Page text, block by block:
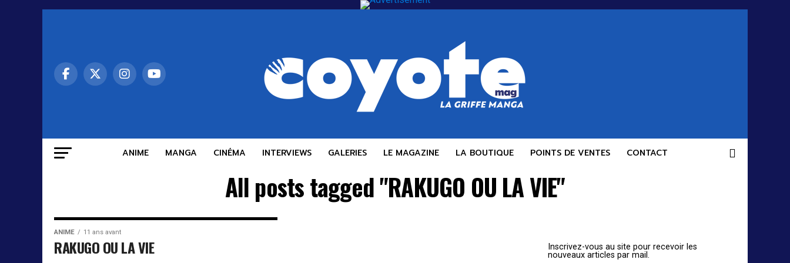
ANIME MANGA CINÉMA INTERVIEWS GALERIES LE MAGAZINE LA BOUTIQUE POINTS DE VENTES CONTACT
All posts tagged "RAKUGO OU LA VIE"
ANIME 11 ans avant
RAKUGO OU LA VIE
Inscrivez-vous au site pour recevoir les
nouveaux articles par mail.